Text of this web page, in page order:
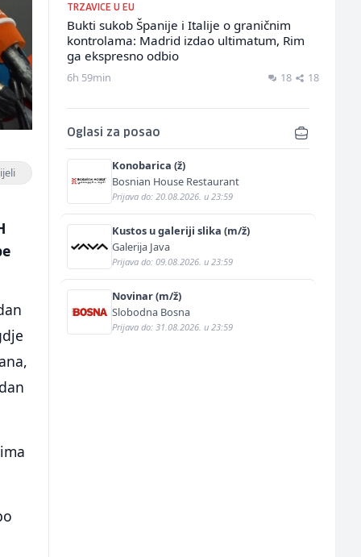
TRZAVICE U EU
Bukti sukob Španije i Italije o graničnim
kontrolama: Madrid izdao ultimatum, Rim
ga ekspresno odbio
6h 59min 18 18
Oglasi za posao
Konobarica (ž)
Bosnian House Restaurant
Prijava do: 20.08.2026. u 23:59
Kustos u galeriji slika (m/ž)
Galerija Java
Prijava do: 09.08.2026. u 23:59
Novinar (m/ž)
Slobodna Bosna
Prijava do: 31.08.2026. u 23:59